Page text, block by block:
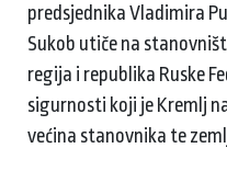
predsjednika Vladimira
Sukob utiče na
regija i republika Ruske
sigurnosti koji je Kremlj
većina stanovnika te